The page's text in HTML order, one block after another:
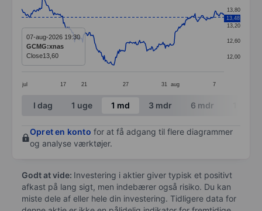
Line chart with 253 data points.
The chart has 1 X axis displaying categories.
The chart has 1 Y axis displaying values. Data ranges
jul 17 21 27 31 aug 7
12,00
12,60
13,20
13,80
13,48
07-aug-2026 19:30
GCMG:xnas
Close13,60
End of interactive chart.
I dag 1 uge 1 md 3 mdr 6 mdr
Opret en konto for at få adgang til flere diagrammer
og analyse værktøjer.
Godt at vide: Investering i aktier giver typisk et positivt
afkast på lang sigt, men indebærer også risiko. Du kan
miste dele af eller hele din investering. Tidligere data for